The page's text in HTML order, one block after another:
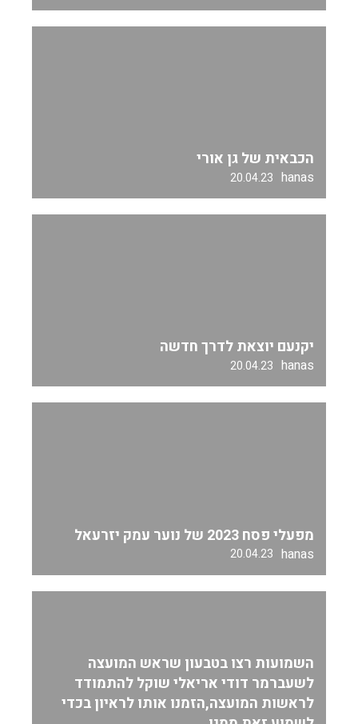
הכבאית של גן אורי
hanas
20.04.23
יקנעם יוצאת לדרך חדשה
hanas
20.04.23
מפעלי פסח 2023 של נוער עמק יזרעאל
hanas
20.04.23
השמועות רצו בטבעון שראש המועצה
לשעברמר דודי אריאלי שוקל להתמודד
לראשות המועצה,הזמנו אותו לראיון בכדי